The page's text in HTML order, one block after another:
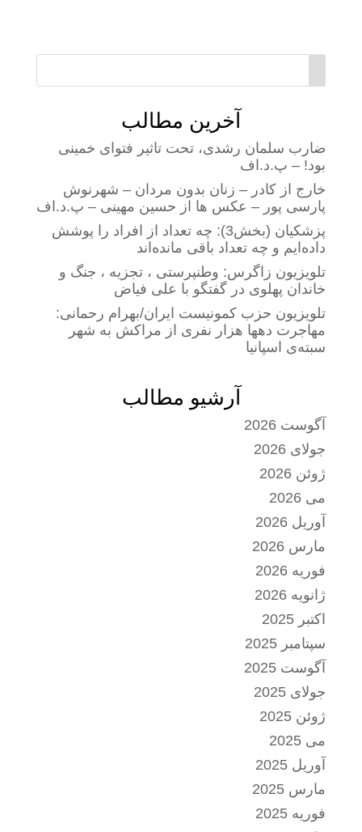
آخرین مطالب
ضارب سلمان رشدی، تحت تاثیر فتوای خمینی
بود! – پ.د.اف
خارج از کادر – زنان بدون مردان – شهرنوش
پارسی پور – عکس ها از حسین مهینی – پ.د.اف
پزشکیان (بخش3): چه تعداد از افراد را پوشش
داده‌ایم و چه تعداد باقی مانده‌اند
تلویزیون زاگرس: وطنپرستی ، تجزیه ، جنگ و
خاندان پهلوی در گفتگو با علی فیاض
تلویزیون حزب کمونیست ایران/بهرام رحمانی:
مهاجرت دهها هزار نفری از مراکش به شهر
سبته‌ی اسپانیا
آرشیو مطالب
آگوست 2026
جولای 2026
ژوئن 2026
می 2026
آوریل 2026
مارس 2026
فوریه 2026
ژانویه 2026
اکتبر 2025
سپتامبر 2025
آگوست 2025
جولای 2025
ژوئن 2025
می 2025
آوریل 2025
مارس 2025
فوریه 2025